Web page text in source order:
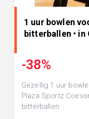
1 uur bowlen
bitterballen • in
-38%
Gezellig 1 uur
Plaza Sportz
bitterballen